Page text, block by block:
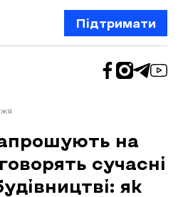
Підтримати
на
сучасні
як